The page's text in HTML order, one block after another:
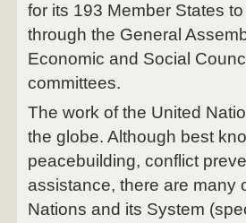
for its 193 Member States
through the General
Economic and Social
committees.
The work of the United
the globe. Although best
peacebuilding, conflict
assistance, there are many
Nations and its System